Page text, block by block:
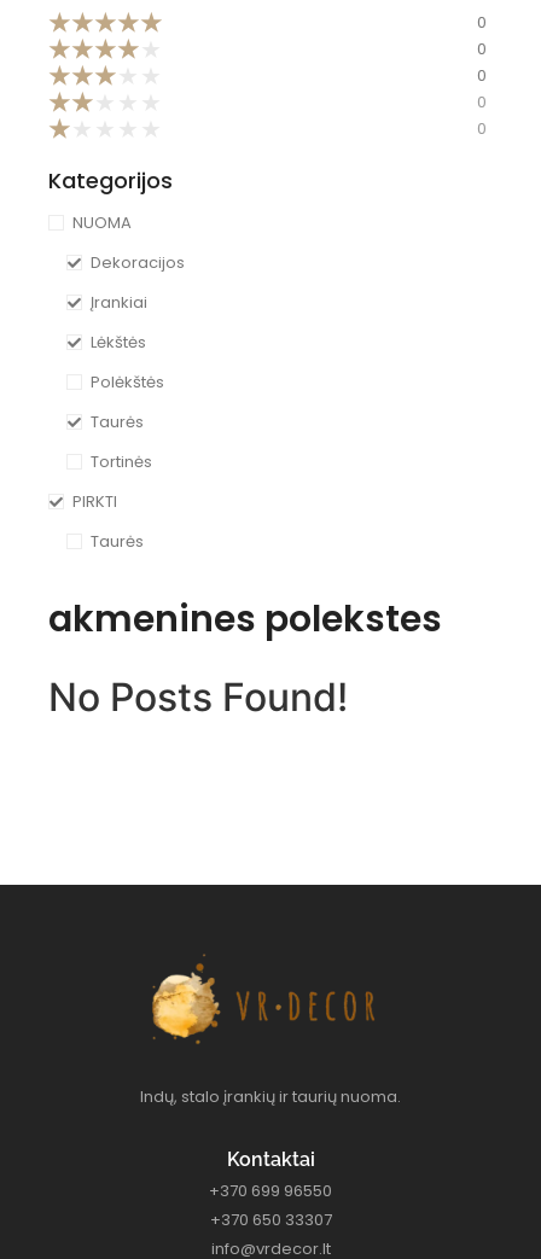
★★★★★ 0
★★★★ 0
★★★ 0
★★ 0
★ 0
Kategorijos
NUOMA
Dekoracijos
Įrankiai
Lėkštės
Polėkštės
Taurės
Tortinės
PIRKTI
Taurės
akmenines polekstes
No Posts Found!
Indų, stalo įrankių ir taurių nuoma.
Kontaktai
+370 699 96550
+370 650 33307
info@vrdecor.lt